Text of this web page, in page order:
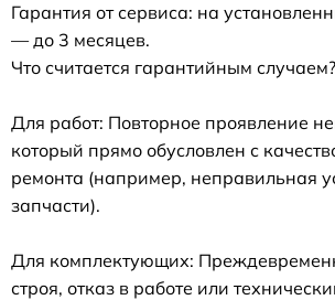
Гарантия от сервиса: на
— до 3 месяцев.
Что считается гарантийным случаем?
Для работ: Повторное проявление
который прямо обусловлен с
ремонта (например, неправильная
запчасти).
Для комплектующих:
строя, отказ в работе или